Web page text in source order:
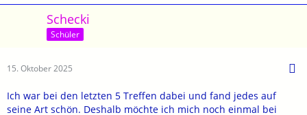
Schecki
Schüler
15. Oktober 2025
Ich war bei den letzten 5 Treffen dabei und fand jedes auf
seine Art schön. Deshalb möchte ich mich noch einmal bei